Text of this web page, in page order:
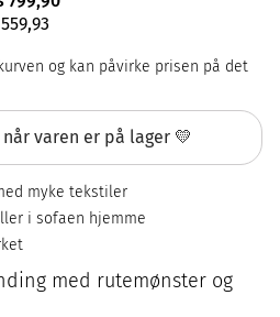
og kan påvirke prisen på det
varen er på lager 💛
myke tekstiler
i sofaen hjemme
med rutemønster og